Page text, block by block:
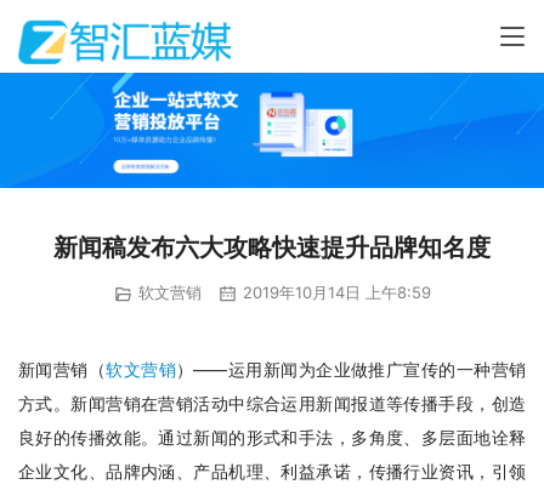
新闻稿发布六大攻略快速提升品牌知名度
软文营销 2019年10月14日 上午8:59
新闻营销（软文营销）——运用新闻为企业做推广宣传的一种营销
方式。新闻营销在营销活动中综合运用新闻报道等传播手段，创造
良好的传播效能。通过新闻的形式和手法，多角度、多层面地诠释
企业文化、品牌内涵、产品机理、利益承诺，传播行业资讯，引领